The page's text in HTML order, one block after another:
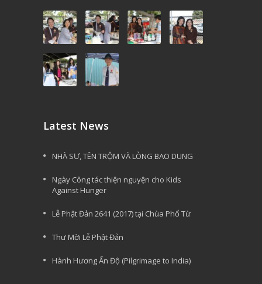
Latest News
NHÀ SƯ, TÊN TRỘM VÀ LÒNG BAO DUNG
Ngày Công tác thiện nguyện cho Kids
Against Hunger
Lễ Phật Đản 2641 (2017) tại Chùa Phổ Từ
Thư Mời Lễ Phật Đản
Hành Hương Ấn Độ (Pilgrimage to India)